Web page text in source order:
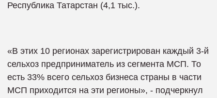
Республика Татарстан (4,1 тыс.).
«В этих 10 регионах зарегистрирован каждый 3-й
сельхоз предприниматель из сегмента МСП. То
есть 33% всего сельхоз бизнеса страны в части
МСП приходится на эти регионы», - подчеркнул